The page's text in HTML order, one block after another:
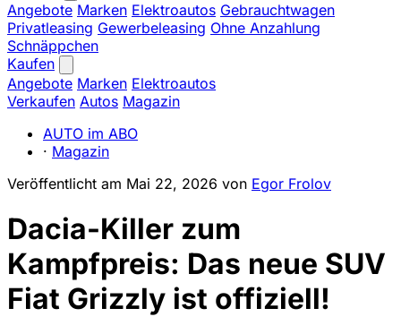
Angebote Marken Elektroautos Gebrauchtwagen
Privatleasing Gewerbeleasing Ohne Anzahlung
Schnäppchen
Kaufen
Angebote Marken Elektroautos
Verkaufen Autos Magazin
AUTO im ABO
· Magazin
Veröffentlicht am Mai 22, 2026 von Egor Frolov
Dacia-Killer zum
Kampfpreis: Das neue SUV
Fiat Grizzly ist offiziell!